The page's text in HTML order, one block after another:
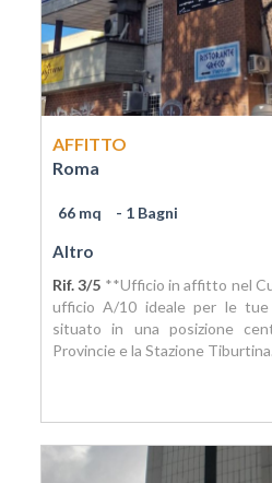
AFFITTO
Roma
66 mq - 1 Bagni
Altro
Rif. 3/5 **Ufficio in affitto nel
ufficio A/10 ideale per le tue
situato in una posizione
Provincie e la Stazione